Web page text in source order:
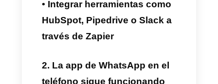
teléfono al mismo tiempo que
utilizas Callbell con el mismo
A continuación, te explicamos